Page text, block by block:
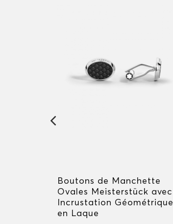
Boutons de Manchette
Ovales Meisterstück avec
Incrustation Géométrique
en Laque